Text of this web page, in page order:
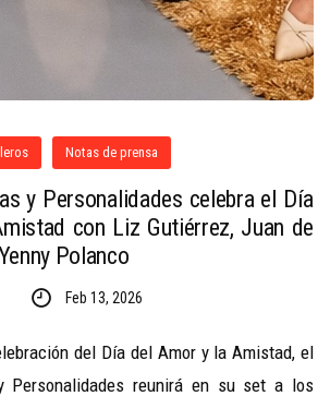
Notas de prensa
y Personalidades celebra el Día
con Liz Gutiérrez, Juan de
Polanco
Feb 13, 2026
del Día del Amor y la Amistad, el
Personalidades reunirá en su set a los